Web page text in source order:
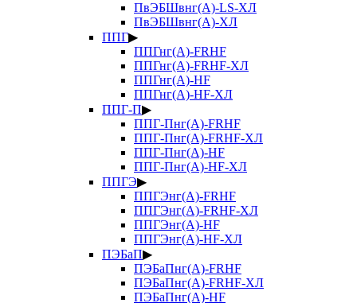
ПвЭБШвнг(А)-LS-ХЛ
ПвЭБШвнг(А)-ХЛ
ППГ▶
ППГнг(А)-FRHF
ППГнг(А)-FRHF-ХЛ
ППГнг(А)-HF
ППГнг(А)-HF-ХЛ
ППГ-П▶
ППГ-Пнг(А)-FRHF
ППГ-Пнг(А)-FRHF-ХЛ
ППГ-Пнг(А)-HF
ППГ-Пнг(А)-HF-ХЛ
ППГЭ▶
ППГЭнг(А)-FRHF
ППГЭнг(А)-FRHF-ХЛ
ППГЭнг(А)-HF
ППГЭнг(А)-HF-ХЛ
ПЭБаП▶
ПЭБаПнг(А)-FRHF
ПЭБаПнг(А)-FRHF-ХЛ
ПЭБаПнг(А)-HF